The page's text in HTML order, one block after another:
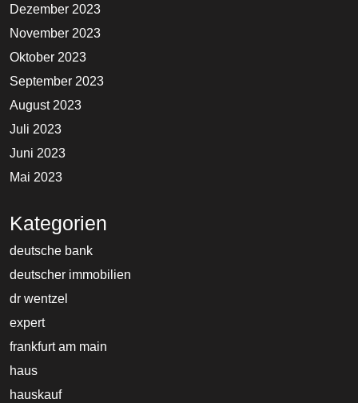
Dezember 2023
November 2023
Oktober 2023
September 2023
August 2023
Juli 2023
Juni 2023
Mai 2023
Kategorien
deutsche bank
deutscher immobilien
dr wentzel
expert
frankfurt am main
haus
hauskauf